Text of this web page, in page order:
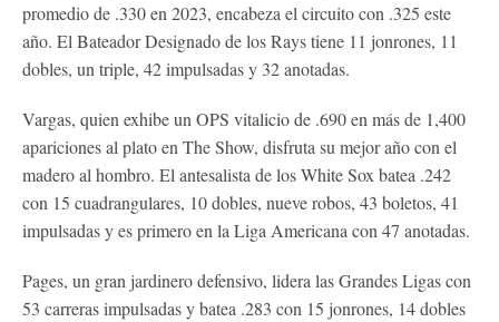
promedio de .330 en 2023, encabeza el circuito con .325 este
año. El Bateador Designado de los Rays tiene 11 jonrones, 11
dobles, un triple, 42 impulsadas y 32 anotadas.
Vargas, quien exhibe un OPS vitalicio de .690 en más de 1,400
apariciones al plato en The Show, disfruta su mejor año con el
madero al hombro. El antesalista de los White Sox batea .242
con 15 cuadrangulares, 10 dobles, nueve robos, 43 boletos, 41
impulsadas y es primero en la Liga Americana con 47 anotadas.
Pages, un gran jardinero defensivo, lidera las Grandes Ligas con
53 carreras impulsadas y batea .283 con 15 jonrones, 14 dobles